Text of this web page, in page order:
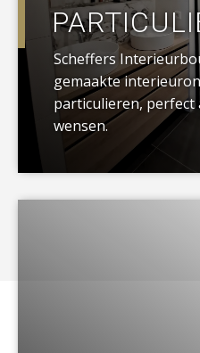
Scheffers
gemaakte
particulieren, perfect
wensen.